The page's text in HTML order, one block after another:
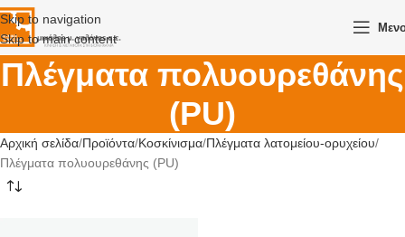
Skip to navigation
Skip to main content
Πλέγματα πολυουρεθάνης
(PU)
Αρχική σελίδα Προϊόντα Κοσκίνισμα Πλέγματα λατομείου-ορυχείου
Πλέγματα πολυουρεθάνης (PU)